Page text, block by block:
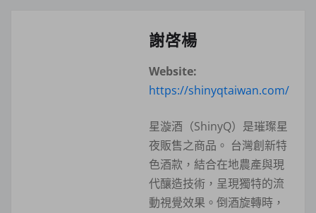
謝啓楊
Website:
https://shinyqtaiwan.com/
星漩酒（ShinyQ）是璀璨星
夜販售之商品。 台灣創新特
色酒款，結合在地農產與現
代釀造技術，呈現獨特的流
動視覺效果。倒酒旋轉時，